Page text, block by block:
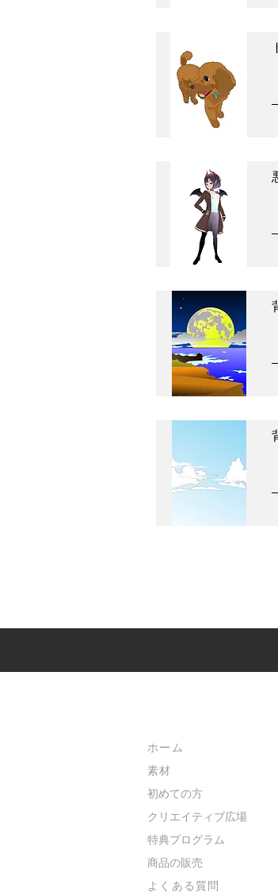
ホーム
素材
初めての方
​クリエイティブ広場
​特典プログラム
​商品の販売
よくある質問